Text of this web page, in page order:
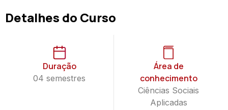
Detalhes do Curso
Duração
04 semestres
Área de
conhecimento
Ciências Sociais
Aplicadas